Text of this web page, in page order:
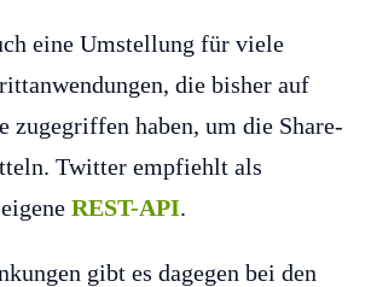
eine Umstellung für viele
die bisher auf
zugegriffen haben, um die Share-
Twitter empfiehlt als
REST-API.
gibt es dagegen bei den